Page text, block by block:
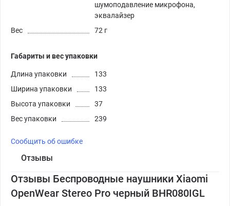
шумоподавление микрофона,
эквалайзер
Вес
72 г
Габариты и вес упаковки
Длина упаковки
133
Ширина упаковки
133
Высота упаковки
37
Вес упаковки
239
Сообщить об ошибке
Отзывы
Отзывы Беспроводные наушники Xiaomi
OpenWear Stereo Pro черный BHR080IGL